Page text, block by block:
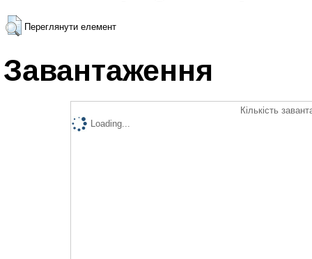
Переглянути елемент
Завантаження
Кількість
Loading...